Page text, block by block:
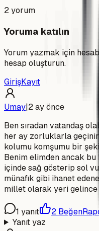
2yorum
Yoruma katılın
Yorum yazmak için
hesap oluşturun.
GirişKayıt
Umay|2 ay önce
Ben sıradan vatandaş
her ay zorluklarla
kolumu komşumu bir
Benim elimden ancak
içinde sağ gösterip sol
münafık gibi ihanet
millet olarak yeri
1 yanıt 2 Beğen
Yanıt yaz